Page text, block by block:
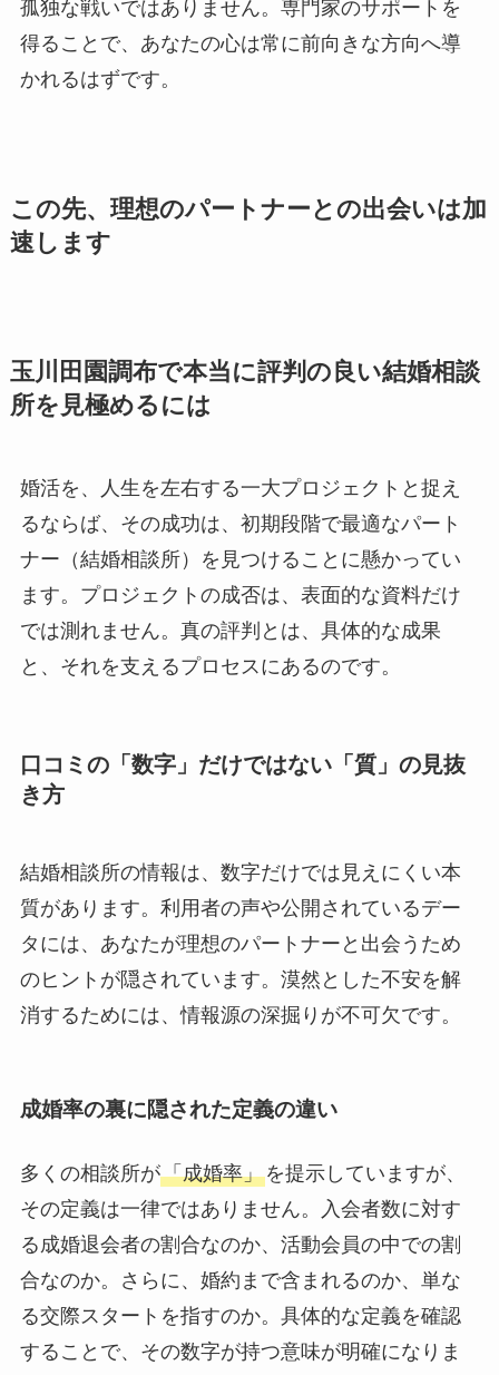
孤独な戦いではありません。専門家のサポートを
得ることで、あなたの心は常に前向きな方向へ導
かれるはずです。
この先、理想のパートナーとの出会いは加
速します
玉川田園調布で本当に評判の良い結婚相談
所を見極めるには
婚活を、人生を左右する一大プロジェクトと捉え
るならば、その成功は、初期段階で最適なパート
ナー（結婚相談所）を見つけることに懸かってい
ます。プロジェクトの成否は、表面的な資料だけ
では測れません。真の評判とは、具体的な成果
と、それを支えるプロセスにあるのです。
口コミの「数字」だけではない「質」の見抜
き方
結婚相談所の情報は、数字だけでは見えにくい本
質があります。利用者の声や公開されているデー
タには、あなたが理想のパートナーと出会うため
のヒントが隠されています。漠然とした不安を解
消するためには、情報源の深掘りが不可欠です。
成婚率の裏に隠された定義の違い
多くの相談所が「成婚率」を提示していますが、
その定義は一律ではありません。入会者数に対す
る成婚退会者の割合なのか、活動会員の中での割
合なのか。さらに、婚約まで含まれるのか、単な
る交際スタートを指すのか。具体的な定義を確認
することで、その数字が持つ意味が明確になりま